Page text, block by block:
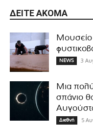
ΔΕΊΤΕ ΑΚΌΜΑ
NEWS 3
Μια
σπάνιο
Διεθνή 5